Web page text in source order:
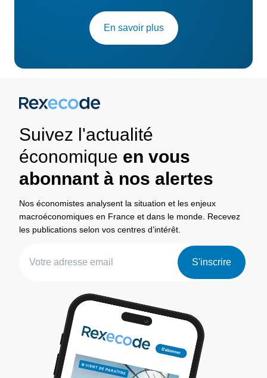
En savoir plus
Suivez l'actualité
économique en vous
abonnant à nos alertes
Nos économistes analysent la situation et les enjeux
macroéconomiques en France et dans le monde. Recevez
les publications selon vos centres d’intérêt.
S'inscrire